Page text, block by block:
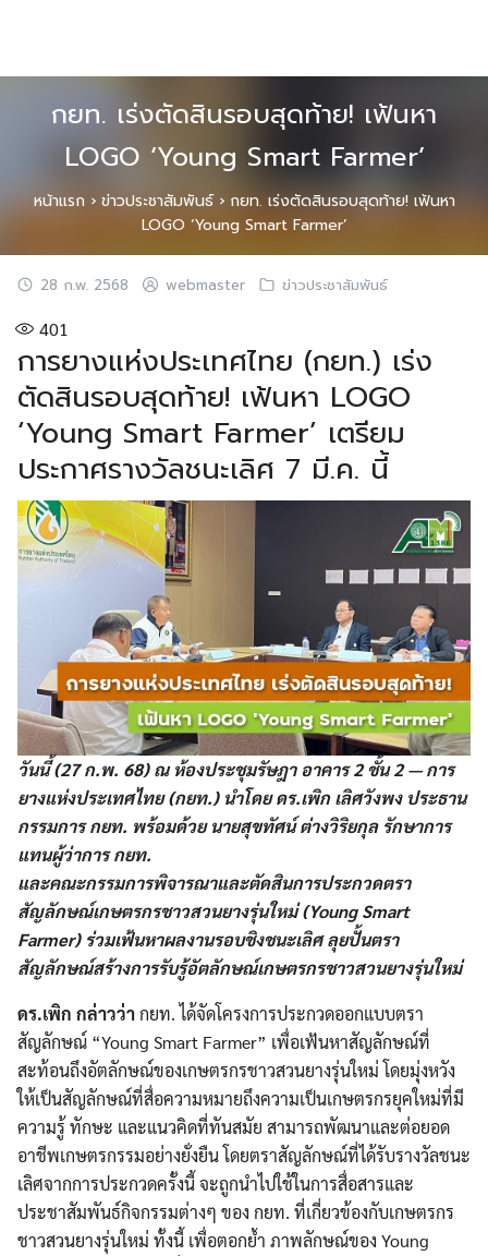
กยท. เร่งตัดสินรอบสุดท้าย! เฟ้นหา
LOGO ‘Young Smart Farmer’
หน้าแรก› ข่าวประชาสัมพันธ์› กยท. เร่งตัดสินรอบสุดท้าย! เฟ้นหา
LOGO ‘Young Smart Farmer’
28 ก.พ. 2568 webmaster ข่าวประชาสัมพันธ์
401
การยางแห่งประเทศไทย (กยท.) เร่ง
ตัดสินรอบสุดท้าย! เฟ้นหา LOGO
‘Young Smart Farmer’ เตรียม
ประกาศรางวัลชนะเลิศ 7 มี.ค. นี้
วันนี้ (27 ก.พ. 68) ณ ห้องประชุมรัษฎา อาคาร 2 ชั้น 2 — การ
ยางแห่งประเทศไทย (กยท.) นำโดย ดร.เพิก เลิศวังพง ประธาน
กรรมการ กยท. พร้อมด้วย นายสุขทัศน์ ต่างวิริยกุล รักษาการ
แทนผู้ว่าการ กยท.
และคณะกรรมการพิจารณาและตัดสินการประกวดตรา
สัญลักษณ์เกษตรกรชาวสวนยางรุ่นใหม่ (Young Smart
Farmer) ร่วมเฟ้นหาผลงานรอบชิงชนะเลิศ ลุยปั้นตรา
สัญลักษณ์สร้างการรับรู้อัตลักษณ์เกษตรกรชาวสวนยางรุ่นใหม่
ดร.เพิก กล่าวว่ากยท. ได้จัดโครงการประกวดออกแบบตรา
สัญลักษณ์ “Young Smart Farmer” เพื่อเฟ้นหาสัญลักษณ์ที่
สะท้อนถึงอัตลักษณ์ของเกษตรกรชาวสวนยางรุ่นใหม่ โดยมุ่งหวัง
ให้เป็นสัญลักษณ์ที่สื่อความหมายถึงความเป็นเกษตรกรยุคใหม่ที่มี
ความรู้ ทักษะ และแนวคิดที่ทันสมัย สามารถพัฒนาและต่อยอด
อาชีพเกษตรกรรมอย่างยั่งยืน โดยตราสัญลักษณ์ที่ได้รับรางวัลชนะ
เลิศจากการประกวดครั้งนี้ จะถูกนำไปใช้ในการสื่อสารและ
ประชาสัมพันธ์กิจกรรมต่างๆ ของ กยท. ที่เกี่ยวข้องกับเกษตรกร
ชาวสวนยางรุ่นใหม่ ทั้งนี้ เพื่อตอกย้ำ ภาพลักษณ์ของ Young